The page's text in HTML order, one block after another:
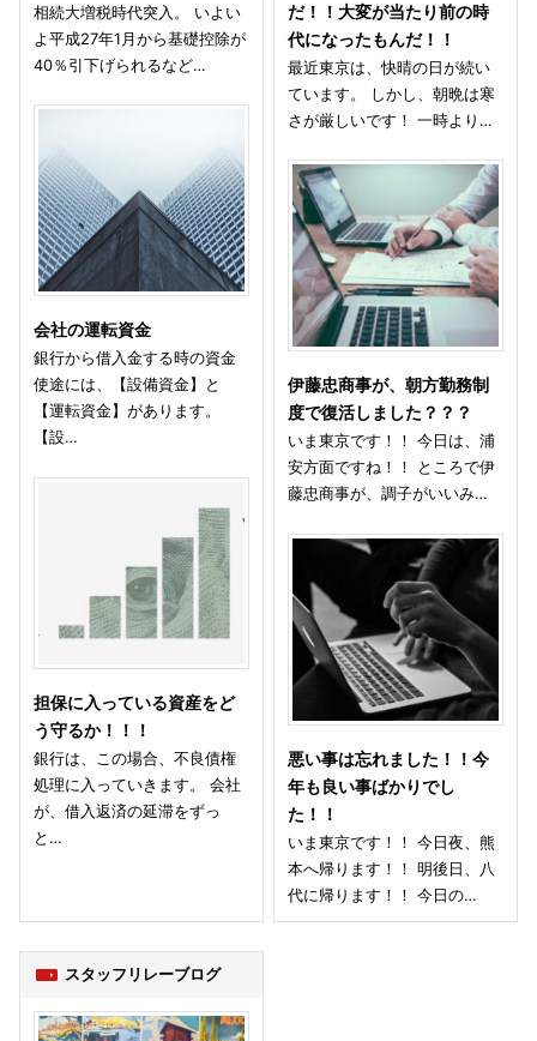
相続大増税時代突入。 いよい
よ平成27年1月から基礎控除が
40％引下げられるなど…
会社の運転資金
銀行から借入金する時の資金
使途には、【設備資金】と
【運転資金】があります。
【設…
担保に入っている資産をど
う守るか！！！
銀行は、この場合、不良債権
処理に入っていきます。 会社
が、借入返済の延滞をずっ
と…
だ！！大変が当たり前の時
代になったもんだ！！
最近東京は、快晴の日が続い
ています。 しかし、朝晩は寒
さが厳しいです！ 一時より…
伊藤忠商事が、朝方勤務制
度で復活しました？？？
いま東京です！！ 今日は、浦
安方面ですね！！ ところで伊
藤忠商事が、調子がいいみ…
悪い事は忘れました！！今
年も良い事ばかりでし
た！！
いま東京です！！ 今日夜、熊
本へ帰ります！！ 明後日、八
代に帰ります！！ 今日の…
スタッフリレーブログ